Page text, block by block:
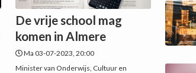
De vrije school mag
komen in Almere
Ma 03-07-2023, 20:00
Minister van Onderwijs, Cultuur en